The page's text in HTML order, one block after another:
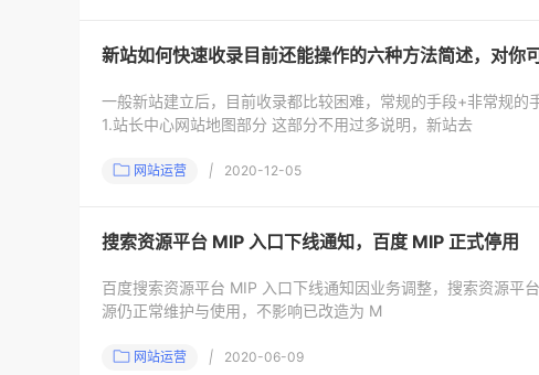
新站如何快速收录目前还能操作的六种方法简述，对你可
一般新站建立后，目前收录都比较困难，常规的手段+非常规的
1.站长中心网站地图部分 这部分不用过多说明，新站去
网站运营 | 2020-12-05
搜索资源平台 MIP 入口下线通知，百度 MIP 正式停用
百度搜索资源平台 MIP 入口下线通知因业务调整，搜索资源平
源仍正常维护与使用，不影响已改造为 M
网站运营 | 2020-06-09